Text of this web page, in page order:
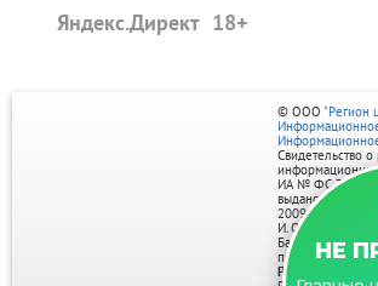
Яндекс.Директ
НЕ
© ООО "Регион
Свидетельство
ИА № ФС
выдано
2009г.
И. О. Главного
Баннеры на
правах рекламы.
Реклама на